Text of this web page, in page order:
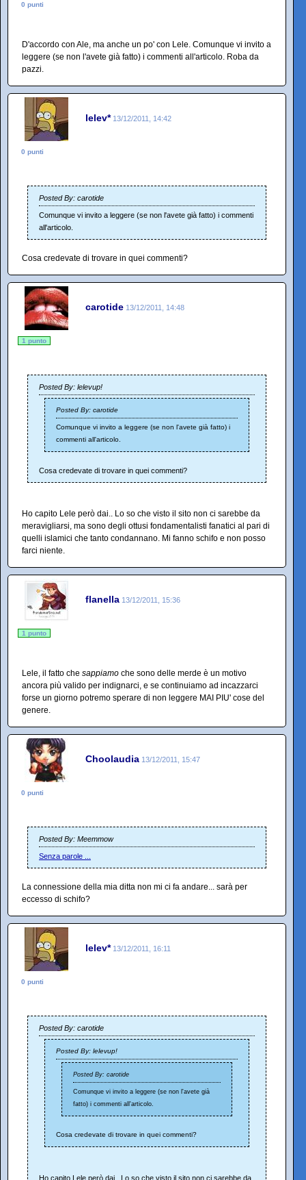
0 punti
D'accordo con Ale, ma anche un po' con Lele. Comunque vi invito a
leggere (se non l'avete già fatto) i commenti all'articolo. Roba da
pazzi.
lelev* 13/12/2011, 14:42
0 punti
Posted By: carotide
Comunque vi invito a leggere (se non l'avete già fatto) i commenti
all'articolo.
Cosa credevate di trovare in quei commenti?
carotide 13/12/2011, 14:48
1 punto
Posted By: lelevup!
Posted By: carotide
Comunque vi invito a leggere (se non l'avete già fatto) i
commenti all'articolo.
Cosa credevate di trovare in quei commenti?
Ho capito Lele però dai.. Lo so che visto il sito non ci sarebbe da
meravigliarsi, ma sono degli ottusi fondamentalisti fanatici al pari di
quelli islamici che tanto condannano. Mi fanno schifo e non posso
farci niente.
flanella 13/12/2011, 15:36
1 punto
Lele, il fatto che sappiamo che sono delle merde è un motivo
ancora più valido per indignarci, e se continuiamo ad incazzarci
forse un giorno potremo sperare di non leggere MAI PIU' cose del
genere.
Choolaudia 13/12/2011, 15:47
0 punti
Posted By: Meemmow
Senza parole ...
La connessione della mia ditta non mi ci fa andare... sarà per
eccesso di schifo?
lelev* 13/12/2011, 16:11
0 punti
Posted By: carotide
Posted By: lelevup!
Posted By: carotide
Comunque vi invito a leggere (se non l'avete già
fatto) i commenti all'articolo.
Cosa credevate di trovare in quei commenti?
Ho capito Lele però dai.. Lo so che visto il sito non ci sarebbe da